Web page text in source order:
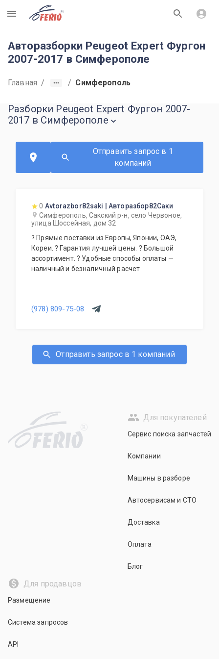
R
Авторазборки Peugeot Expert Фургон
2007-2017 в Симферополе
Главная / / Симферополь
Разборки Peugeot Expert Фургон 2007-
2017 в Симферополе
Отправить запрос в 1
компаний
0 Avtorazbor82saki | Авторазбор82Саки
Симферополь, Сакский р-н, село Червоное,
улица Шоссейная, дом 32
? Прямые поставки из Европы, Японии, ОАЭ,
Кореи. ? Гарантия лучшей цены. ? Большой
ассортимент. ? Удобные способы оплаты —
наличный и безналичный расчет
(978) 809-75-08
Отправить запрос в 1 компаний
R
Для покупателей
Сервис поиска запчастей
Компании
Машины в разборе
Автосервисам и СТО
Доставка
Оплата
Блог
Для продавцов
Размещение
Система запросов
API